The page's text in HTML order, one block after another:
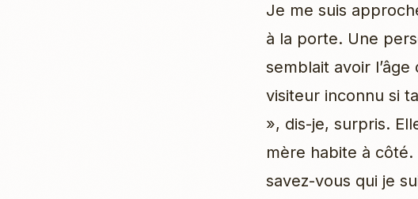
Je me suis
à la porte. Une
semblait avoir
visiteur inconnu si
», dis-je, surpris.
mère habite à
savez-vous qui je